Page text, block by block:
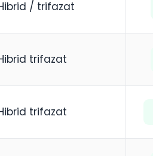
/ trifazat
trifazat
trifazat